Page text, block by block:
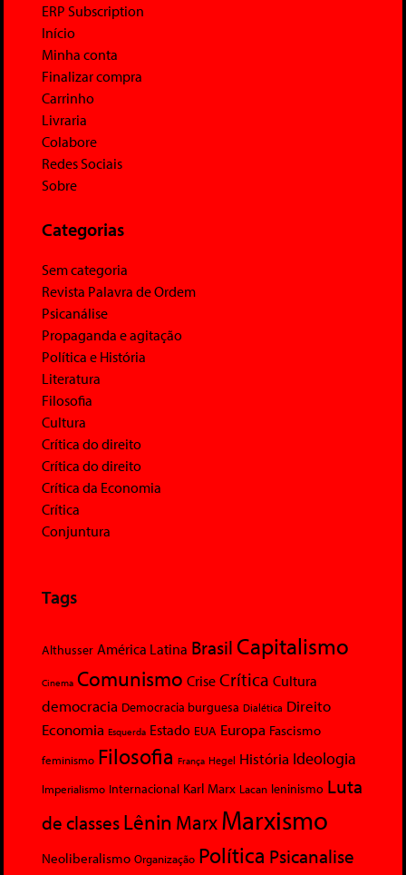
ERP Subscription
Início
Minha conta
Finalizar compra
Carrinho
Livraria
Colabore
Redes Sociais
Sobre
Categorias
Sem categoria
Revista Palavra de Ordem
Psicanálise
Propaganda e agitação
Política e História
Literatura
Filosofia
Cultura
Crítica do direito
Crítica do direito
Crítica da Economia
Crítica
Conjuntura
Tags
Althusser América Latina Brasil Capitalismo
Cinema Comunismo Crise Crítica Cultura
democracia Democracia burguesa Dialética Direito
Economia Esquerda Estado EUA Europa Fascismo
feminismo Filosofia França Hegel História Ideologia
Imperialismo Internacional Karl Marx Lacan leninismo Luta
de classesLênin MarxMarxismo
Neoliberalismo Organização Política Psicanalise